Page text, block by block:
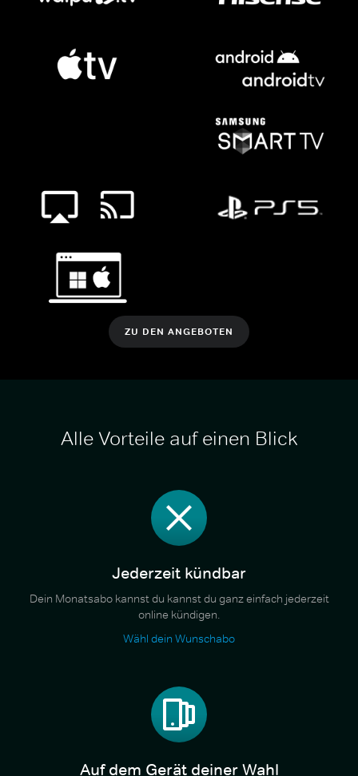
ZU DEN ANGEBOTEN
Alle Vorteile auf einen Blick
Jederzeit kündbar
Dein Monatsabo kannst du kannst du ganz einfach jederzeit
online kündigen.
Wähl dein Wunschabo
Auf dem Gerät deiner Wahl